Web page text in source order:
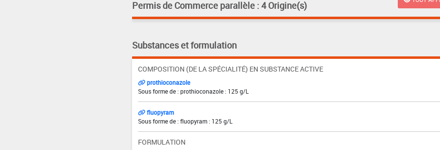
Permis de Commerce parallèle : 4 Origine(s)
Substances et formulation
COMPOSITION (DE LA SPÉCIALITÉ) EN SUBSTANCE ACTIVE
prothioconazole
Sous forme de : prothioconazole : 125 g/L
fluopyram
Sous forme de : fluopyram : 125 g/L
FORMULATION